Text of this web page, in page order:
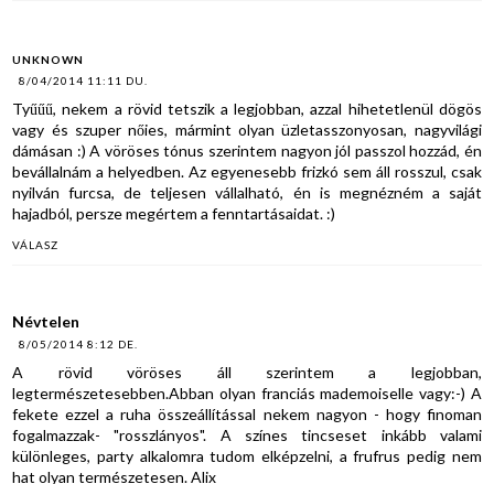
UNKNOWN
8/04/2014 11:11 DU.
Tyűűű, nekem a rövid tetszik a legjobban, azzal hihetetlenül dögös
vagy és szuper nőies, mármint olyan üzletasszonyosan, nagyvilági
dámásan :) A vöröses tónus szerintem nagyon jól passzol hozzád, én
bevállalnám a helyedben. Az egyenesebb frizkó sem áll rosszul, csak
nyilván furcsa, de teljesen vállalható, én is megnézném a saját
hajadból, persze megértem a fenntartásaidat. :)
VÁLASZ
Névtelen
8/05/2014 8:12 DE.
A rövid vöröses áll szerintem a legjobban,
legtermészetesebben.Abban olyan franciás mademoiselle vagy:-) A
fekete ezzel a ruha összeállítással nekem nagyon - hogy finoman
fogalmazzak- "rosszlányos". A színes tincseset inkább valami
különleges, party alkalomra tudom elképzelni, a frufrus pedig nem
hat olyan természetesen. Alix